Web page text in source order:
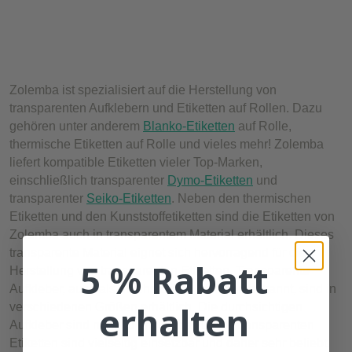
Zolemba ist spezialisiert auf die Herstellung von
transparenten Aufklebern und Etiketten auf Rollen. Dazu
gehören unter anderem Blanko-Etiketten auf Rolle,
thermische Etiketten auf Rolle und vieles mehr! Zolemba
liefert kompatible Etiketten vieler Top-Marken,
einschließlich transparenter Dymo-Etiketten und
transparenter Seiko-Etiketten. Neben den thermischen
Etiketten und den Kunststoffetiketten sind die Etiketten von
Zolemba auch in transparentem Material erhältlich. Dieses
transparente Material eignet sich hervorragend für die
Herstellung von transparenten Etiketten. Transparente
Aufkleber, auch als durchsichtige Etiketten bekannt, sind in
verschiedenen Größen erhältlich. Die durchsichtigen
Aufkleber sind nahezu unsichtbar. Diese transparenten
Etiketten sind vielseitig einsetzbar und daher sehr beliebt.
5 % Rabatt
erhalten